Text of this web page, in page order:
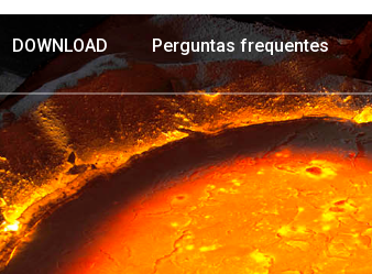
DOWNLOAD Perguntas frequentes